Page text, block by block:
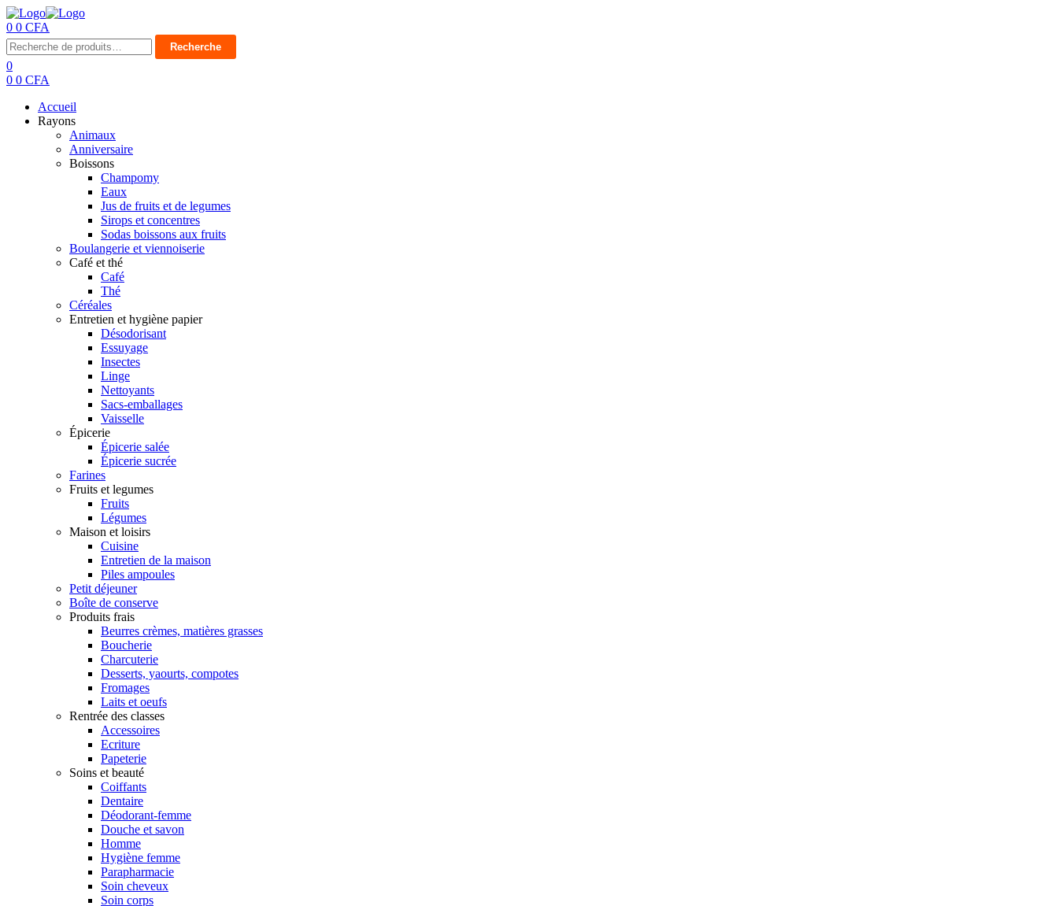
0 0 CFA
Menu
Recherche
pour :
Recherche
0
0 0 CFA
Accueil
Rayons
Animaux
Anniversaire
Boissons
Champomy
Eaux
Jus de fruits et de legumes
Sirops et concentres
Sodas boissons aux fruits
Boulangerie et viennoiserie
Café et thé
Café
Thé
Céréales
Entretien et hygiène papier
Désodorisant
Essuyage
Insectes
Linge
Nettoyants
Sacs-emballages
Vaisselle
Épicerie
Épicerie salée
Épicerie sucrée
Farines
Fruits et legumes
Fruits
Légumes
Maison et loisirs
Cuisine
Entretien de la maison
Piles ampoules
Petit déjeuner
Boîte de conserve
Produits frais
Beurres crèmes, matières grasses
Boucherie
Charcuterie
Desserts, yaourts, compotes
Fromages
Laits et oeufs
Rentrée des classes
Accessoires
Ecriture
Papeterie
Soins et beauté
Coiffants
Dentaire
Déodorant-femme
Douche et savon
Homme
Hygiène femme
Parapharmacie
Soin cheveux
Soin corps